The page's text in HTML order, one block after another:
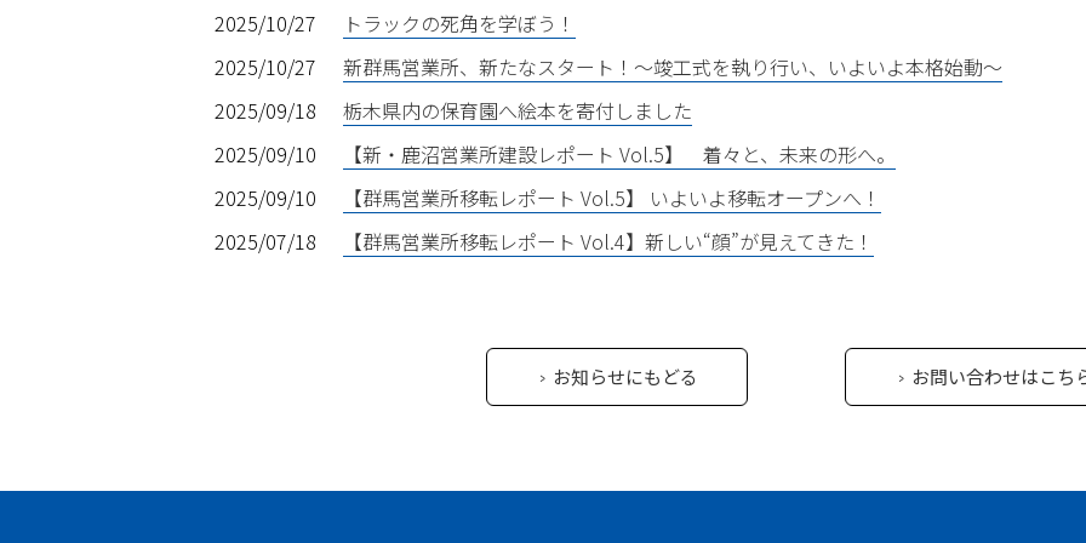
2025/10/27
トラックの死角を学ぼう！
2025/10/27
新群馬営業所、新たなスタート！〜竣工式を執り行い、いよいよ本格始動〜
2025/09/18
栃木県内の保育園へ絵本を寄付しました
2025/09/10
【新・鹿沼営業所建設レポート Vol.5】 着々と、未来の形へ。
2025/09/10
【群馬営業所移転レポート Vol.5】 いよいよ移転オープンへ！
2025/07/18
【群馬営業所移転レポート Vol.4】新しい“顔”が見えてきた！
お知らせにもどる お問い合わせはこち